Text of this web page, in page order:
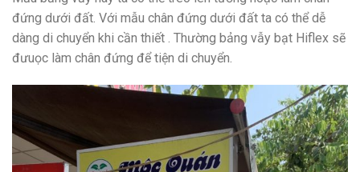
đứng dưới đất. Với mẫu chân đứng dưới đất ta có thể dễ
dàng di chuyển khi cần thiết . Thường bảng vẫy bạt Hiflex sẽ
đưuọc làm chân đứng để tiện di chuyển.